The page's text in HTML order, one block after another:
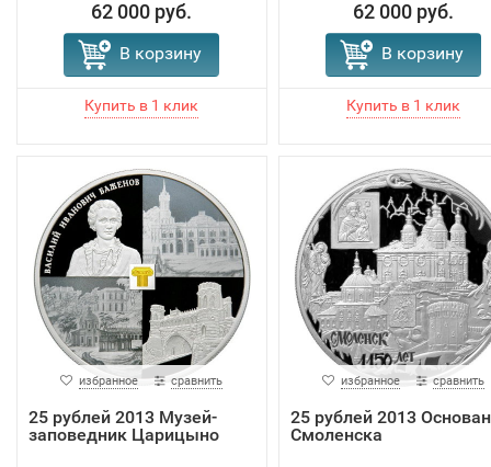
62 000 руб.
В корзину
62 000 руб.
В корзину
избранное сравнить
25 рублей 2013 Музей-
заповедник Царицыно
избранное сравнить
25 рублей 2013
Смоленска